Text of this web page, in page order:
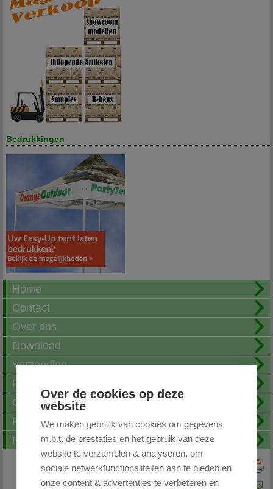
Over de cookies op deze
website
We maken gebruik van cookies om gegevens
m.b.t. de prestaties en het gebruik van deze
website te verzamelen & analyseren, om
sociale netwerkfunctionaliteiten aan te bieden en
onze content & advertenties te verbeteren en
Bedrukkingen
Home
Contact
Over ons
Download
Verzending
Fotoalbum
Openingstijden
FAQ
Nieuwsbrief
Print deze pagina